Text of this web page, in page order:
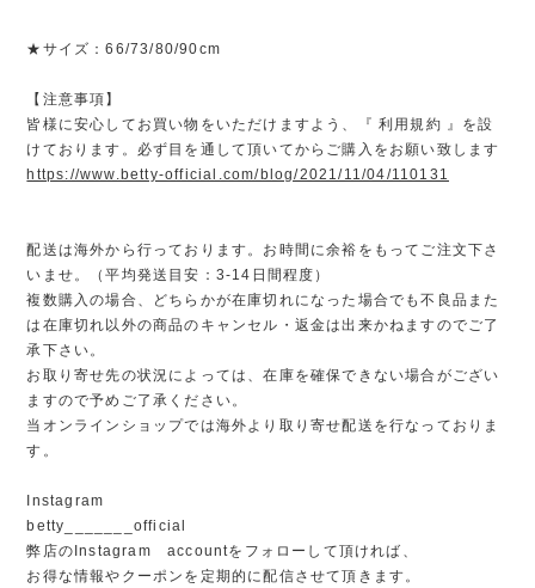
★サイズ：66/73/80/90cm
【注意事項】
皆様に安心してお買い物をいただけますよう、『 利用規約 』を設
けております。必ず目を通して頂いてからご購入をお願い致します
https://www.betty-official.com/blog/2021/11/04/110131
配送は海外から行っております。お時間に余裕をもってご注文下さ
いませ。（平均発送目安：3-14日間程度）
複数購入の場合、どちらかが在庫切れになった場合でも不良品また
は在庫切れ以外の商品のキャンセル・返金は出来かねますのでご了
承下さい。
お取り寄せ先の状況によっては、在庫を確保できない場合がござい
ますので予めご了承ください。
当オンラインショップでは海外より取り寄せ配送を行なっておりま
す。
Instagram
betty_______official
弊店のInstagram accountをフォローして頂ければ、
お得な情報やクーポンを定期的に配信させて頂きます。